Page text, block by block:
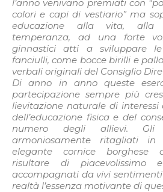
l’anno venivano premiati con
colori e capi di vestiario” ma
educazione alla vita, alla
temperanza, ad una forte
ginnastici atti a sviluppare
fanciulli, come bocce birilli e
verbali originali del Consiglio
Di anno in anno queste
partecipazione sempre più
lievitazione naturale di
dell’educazione fisica e del
numero degli allievi. Gli
armoniosamente ritagliati
elegante cornice borghese
risultare di piacevolissimo
accompagnati da vivi
realtà l’essenza motivante di